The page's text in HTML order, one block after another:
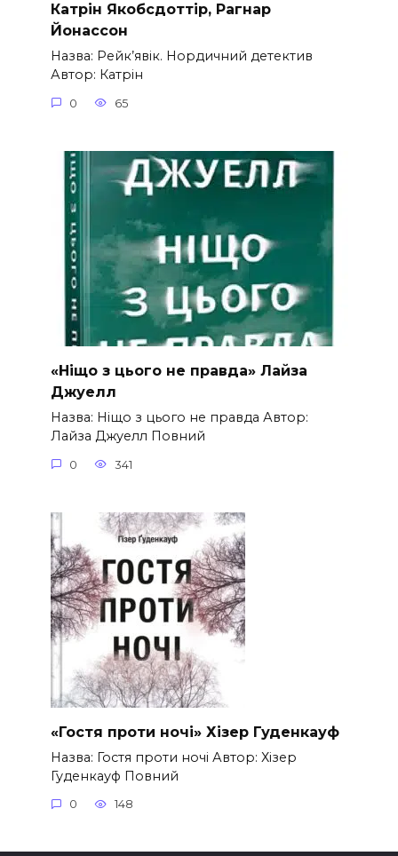
Катрін Якобсдоттір, Рагнар
Йонассон
Назва: Рейк’явік. Нордичний детектив
Автор: Катрін
0 65
«Ніщо з цього не правда» Лайза
Джуелл
Назва: Ніщо з цього не правда Автор:
Лайза Джуелл Повний
0 341
«Гостя проти ночі» Хізер Гуденкауф
Назва: Гостя проти ночі Автор: Хізер
Гуденкауф Повний
0 148